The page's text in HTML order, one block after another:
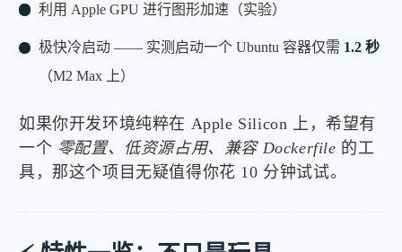
利用 Apple GPU 进行图形加速（实验）
极快冷启动 —— 实测启动一个 Ubuntu 容器仅需 1.2 秒
（M2 Max 上）
如果你开发环境纯粹在 Apple Silicon 上，希望有
一个 零配置、低资源占用、兼容 Dockerfile 的工
具，那这个项目无疑值得你花 10 分钟试试。